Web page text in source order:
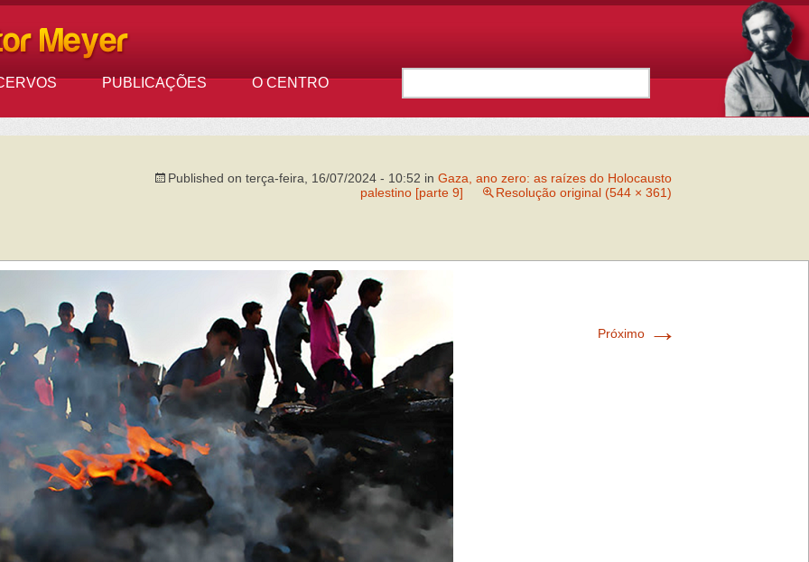
PUBLICAÇÕES O CENTRO
Published on terça-feira, 16/07/2024 - 10:52 in Gaza, ano zero: as raízes do Holocausto
palestino [parte 9]
Resolução original (544 × 361)
Próximo →